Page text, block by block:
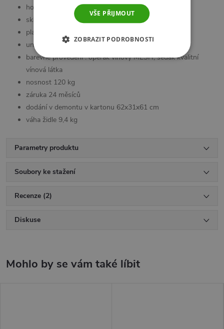
houpací mechanismus s blokací v základní poloze
sklápěcí područky s čalouněnou krytkou
plastový černý kříž
univerzální kolečka Ø 50 mm
barevné provedení : opěrák vínový MESH, sedák kvalitní
vínová látka
nosnost 120 kg
záruka 24 měsíců
dodání v demontu v kartonu 62x31x61 cm
váha židle 9,4 kg
Parametry produktu
Soubory ke stažení
Recenze (2)
Diskuse
VŠE PŘIJMOUT
ZOBRAZIT PODROBNOSTI